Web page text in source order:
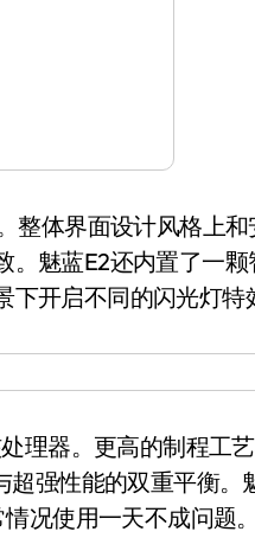
整体界面设计风格上
魅蓝E2还内置了一
开启不同的闪光灯特
理器。更高的制程工
强性能的双重平衡。
况使用一天不成问题。